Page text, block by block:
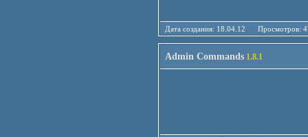
Дата создания: 18.04.12
Admin Commands 1.8.1